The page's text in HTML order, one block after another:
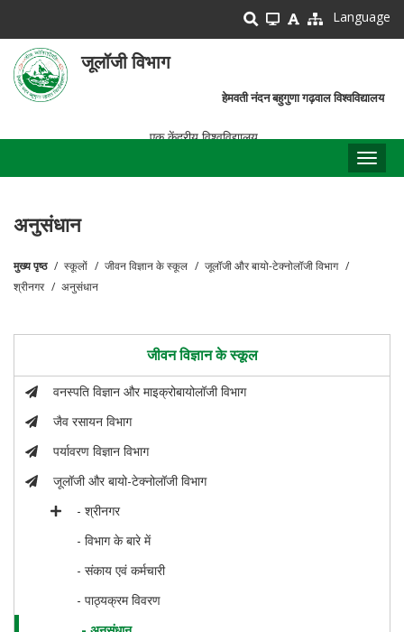
main
content
Language
जूलॉजी विभाग
हेमवती नंदन बहुगुणा गढ़वाल विश्वविद्यालय
एक केंद्रीय विश्वविद्यालय
अनुसंधान
पग
मुख्य पृष्ठ स्कूलों जीवन विज्ञान के स्कूल
जूलॉजी और बायो-टेक्नोलॉजी विभाग
श्रीनगर
अनुसंधान
जीवन विज्ञान के स्कूल
वनस्पति विज्ञान और माइक्रोबायोलॉजी विभाग
जैव रसायन विभाग
पर्यावरण विज्ञान विभाग
जूलॉजी और बायो-टेक्नोलॉजी विभाग
- श्रीनगर
- विभाग के बारे में
- संकाय एवं कर्मचारी
- पाठ्यक्रम विवरण